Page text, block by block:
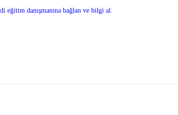
eğitim danışmanına bağlan ve bilgi al.